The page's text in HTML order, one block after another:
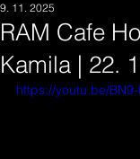
RAM Cafe
Kamila | 22.
9. 11. 2025
https://youtu.be/